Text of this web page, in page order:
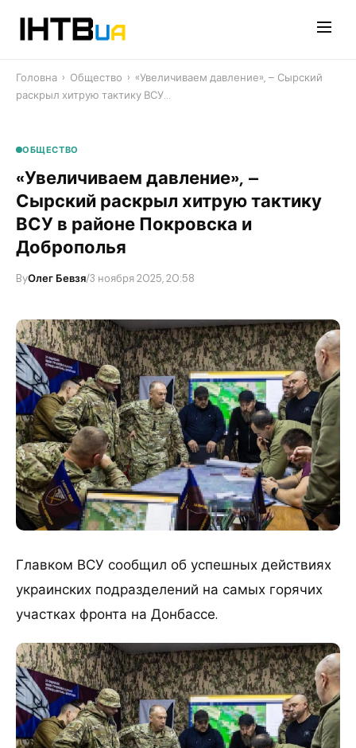
Головна › Общество › «Увеличиваем давление», – Сырский
раскрыл хитрую тактику ВСУ…
ОБЩЕСТВО
«Увеличиваем давление», –
Сырский раскрыл хитрую тактику
ВСУ в районе Покровска и
Доброполья
ByОлег Бевзя/3 ноября 2025, 20:58
Главком ВСУ сообщил об успешных действиях
украинских подразделений на самых горячих
участках фронта на Донбассе.